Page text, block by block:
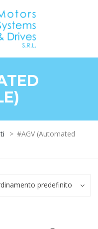
> #AGV (Automated
predefinito